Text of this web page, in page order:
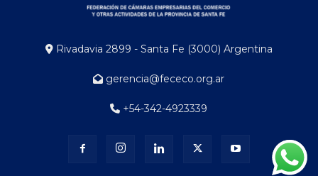
Rivadavia 2899 - Santa Fe (3000) Argentina
gerencia@fececo.org.ar
+54-342-4923339